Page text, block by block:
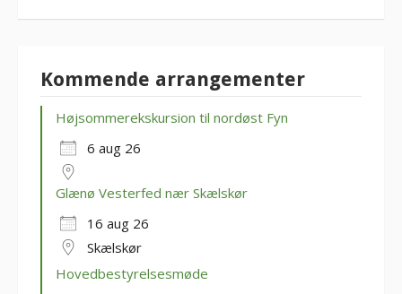
Kommende arrangementer
Højsommerekskursion til nordøst Fyn
6 aug 26
Glænø Vesterfed nær Skælskør
16 aug 26
Skælskør
Hovedbestyrelsesmøde